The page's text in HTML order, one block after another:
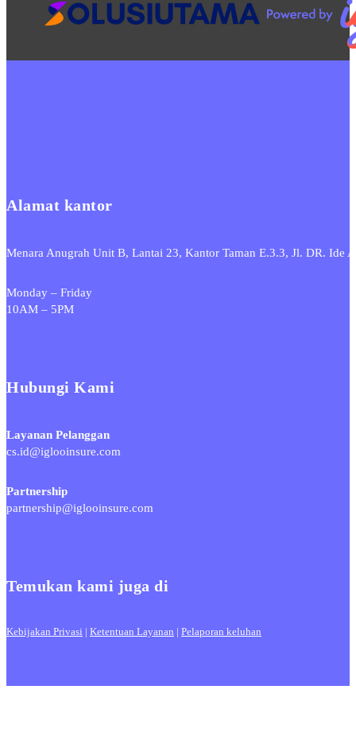
Alamat kantor
Menara Anugrah Unit B, Lantai 23, Kantor Taman E.3.3, Jl. DR. Ide
Monday – Friday
10AM – 5PM
Hubungi Kami
Layanan Pelanggan
cs.id@iglooinsure.com
Partnership
partnership@iglooinsure.com
Temukan kami juga di
Kebijakan Privasi | Ketentuan Layanan | Pelaporan keluhan